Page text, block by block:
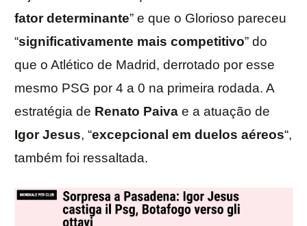
fator determinante” e que o Glorioso pareceu
“significativamente mais competitivo” do
que o Atlético de Madrid, derrotado por esse
mesmo PSG por 4 a 0 na primeira rodada. A
estratégia de Renato Paiva e a atuação de
Igor Jesus, “excepcional em duelos aéreos“,
também foi ressaltada.